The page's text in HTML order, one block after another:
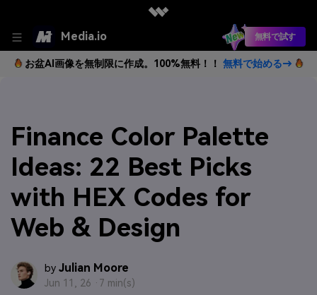
Media.io 無料で試す
お盆AI画像を無制限に作成。100%無料！！ 無料で始める→
Finance Color Palette
Ideas: 22 Best Picks
with HEX Codes for
Web & Design
by Julian Moore
Jun 11, 26 · 7 min(s)